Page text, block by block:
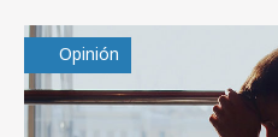
Opinión